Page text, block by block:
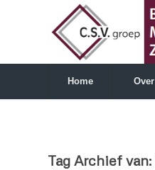
Home Over
Tag Archief van: